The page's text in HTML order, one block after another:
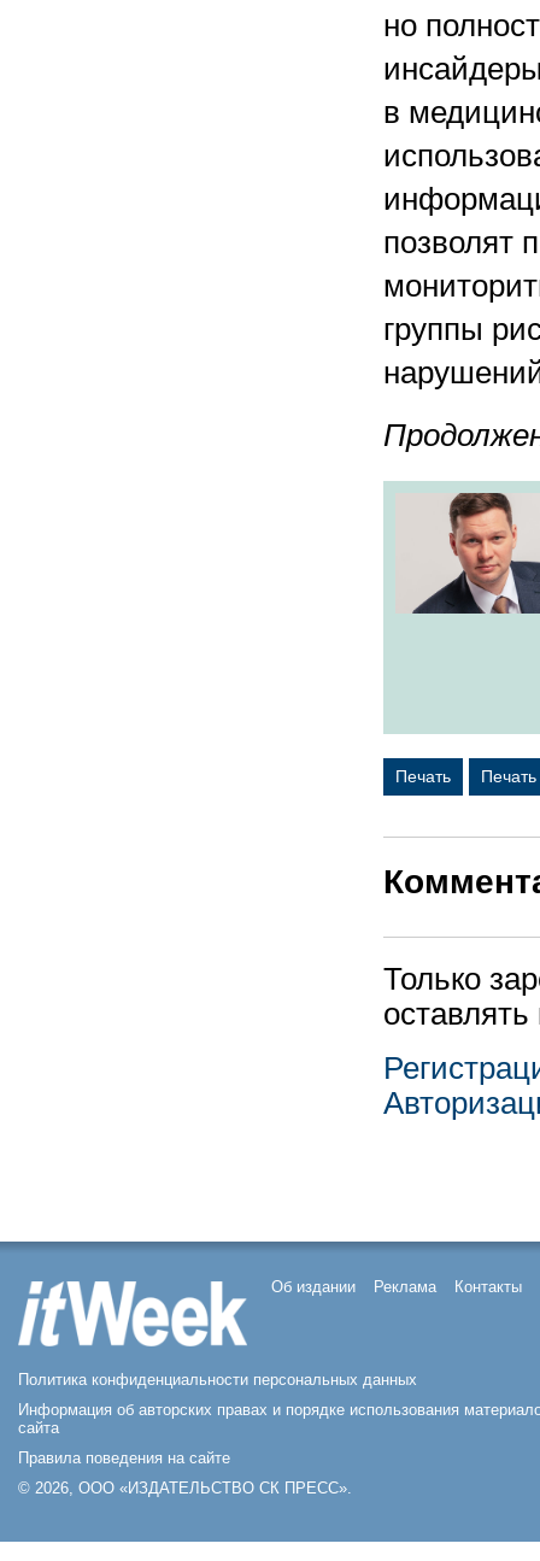
но
в
позволят
группы
Печать
Только
Об издании Реклама Контакты
Политика конфиденциальности персональных данных
Информация об авторских правах и порядке использования
сайта
Правила поведения на сайте
© 2026, ООО «ИЗДАТЕЛЬСТВО СК ПРЕСС».